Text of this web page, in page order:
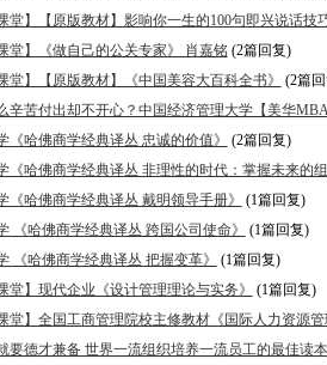
堂】【原版教材】影响你一生的100句即兴说话技
堂】《做自己的公关专家》 肖嘉铭 (2篇回复)
】【原版教材】《中国美容大百科全书》
(2篇
辛苦付出却不开心？中国经济管理大学【美华
《哈佛商学经典译丛 忠诚的价值》
(2篇回复)
《哈佛商学经典译丛 非理性的时代：掌握未来的组
《哈佛商学经典译丛 戴明领导手册》
(1篇回复)
《哈佛商学经典译丛 跨国公司使命》
(1篇回复)
《哈佛商学经典译丛 把握变革》
(1篇回复)
】现代企业《设计管理理论与实务》
(1篇回复)
】全国工商管理院校主修教材《国际人力资源管
要德才兼备 世界一流组织培养一流员工的最佳读本